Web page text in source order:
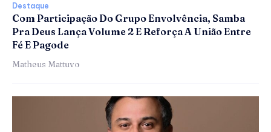
Destaque
Com Participação Do Grupo Envolvência, Samba
Pra Deus Lança Volume 2 E Reforça A União Entre
Fé E Pagode
Matheus Mattuvo